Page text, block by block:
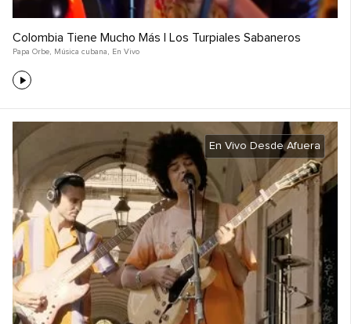
Colombia Tiene Mucho Más | Los Turpiales Sabaneros
Papa Orbe, Música cubana , En Vivo
En Vivo Desde Afuera